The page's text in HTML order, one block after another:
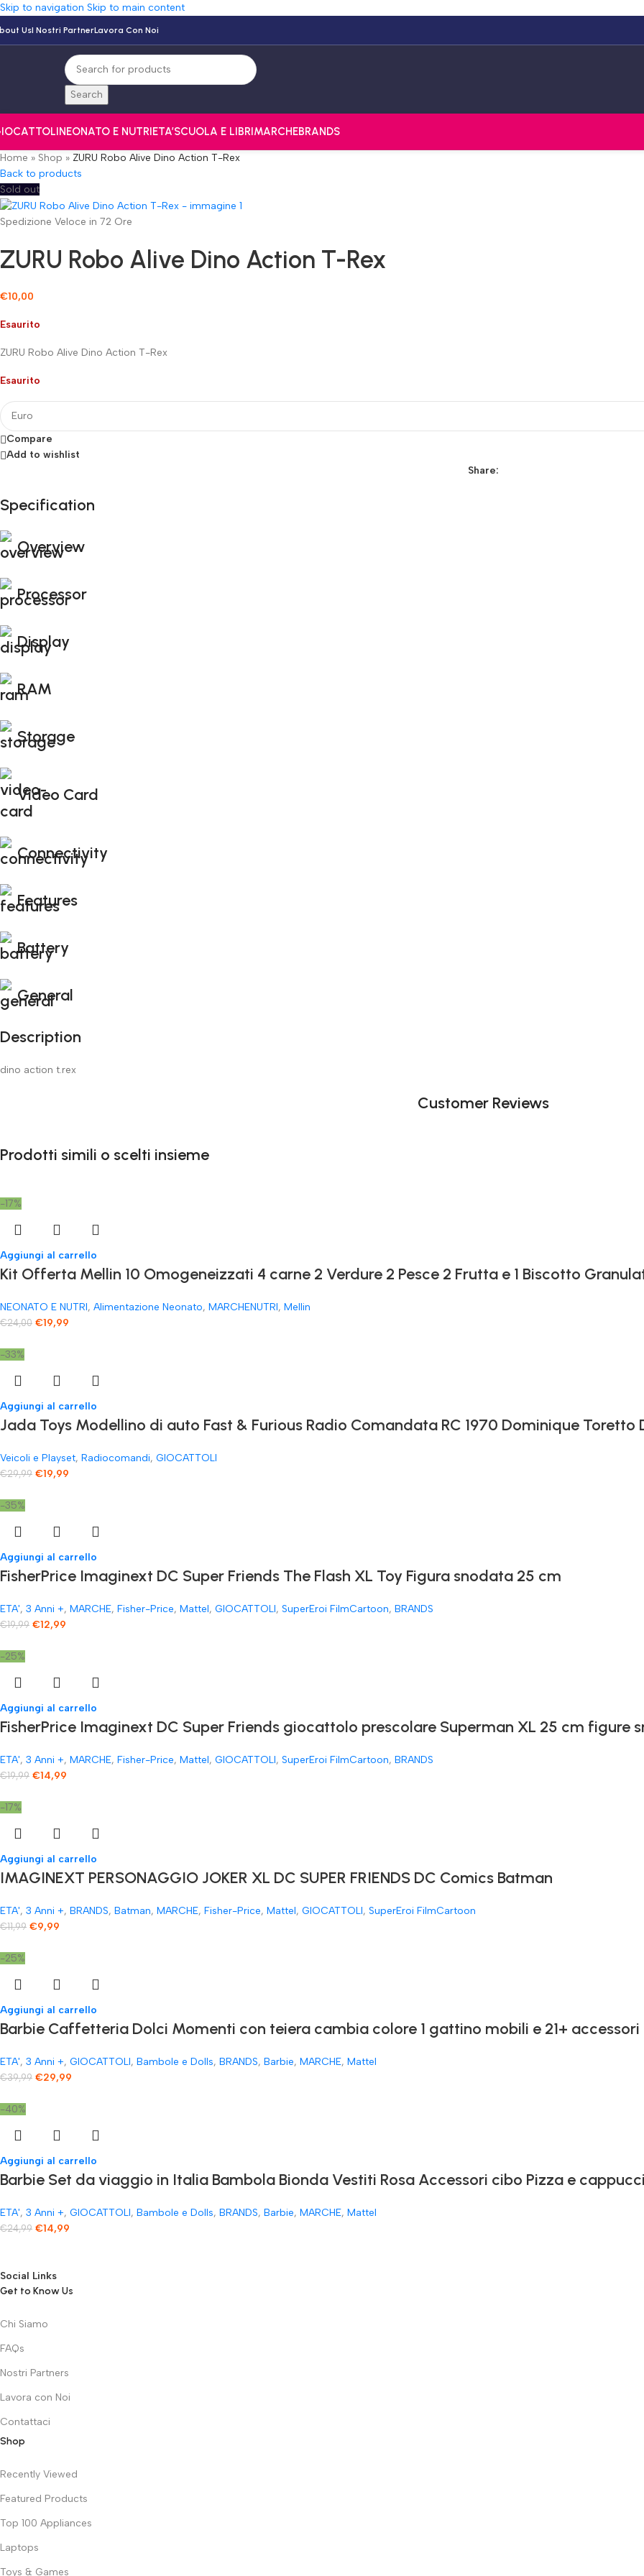
Skip to navigation Skip to main content
UsI Nostri PartnerLavora Con Noi
Search
NEONATO E NUTRIETA’SCUOLA E LIBRIMARCHEBRANDS
Home » Shop » ZURU Robo Alive Dino Action T-Rex
Back to products
Sold out
Spedizione Veloce in 72 Ore
ZURU Robo Alive Dino Action T-Rex
€10,00
Esaurito
ZURU Robo Alive Dino Action T-Rex
Esaurito
Compare
Add to wishlist
Share:
Fino al 12 Ottobre...
Black Friday di Autunno!
Specification
Overview
Processor
Display
RAM
Storage
Video Card
Connectivity
Features
Battery
General
Description
dino action t.rex
Customer Reviews
Prodotti simili o scelti insieme
-17%
Aggiungi al carrello
Kit Offerta Mellin 10 Omogeneizzati 4 carne 2 Verdure 2 Pesce 2 Frutta e 1 Biscotto
NEONATO E NUTRI, Alimentazione Neonato, MARCHENUTRI, Mellin
€24,00 €19,99
-33%
Aggiungi al carrello
Jada Toys Modellino di auto Fast & Furious Radio Comandata RC 1970 Dominique Toretto
Veicoli e Playset, Radiocomandi, GIOCATTOLI
€29,99 €19,99
-35%
Aggiungi al carrello
FisherPrice Imaginext DC Super Friends The Flash XL Toy Figura snodata 25 cm
ETA', 3 Anni +, MARCHE, Fisher-Price, Mattel, GIOCATTOLI, SuperEroi FilmCartoon, BRANDS
€19,99 €12,99
-25%
Aggiungi al carrello
FisherPrice Imaginext DC Super Friends giocattolo prescolare Superman XL 25 cm figure
ETA', 3 Anni +, MARCHE, Fisher-Price, Mattel, GIOCATTOLI, SuperEroi FilmCartoon, BRANDS
€19,99 €14,99
-17%
Aggiungi al carrello
IMAGINEXT PERSONAGGIO JOKER XL DC SUPER FRIENDS DC Comics Batman
ETA', 3 Anni +, BRANDS, Batman, MARCHE, Fisher-Price, Mattel, GIOCATTOLI, SuperEroi FilmCartoon
€11,99 €9,99
-25%
Aggiungi al carrello
​Barbie Caffetteria Dolci Momenti con teiera cambia colore 1 gattino mobili e 21+ accessori
ETA', 3 Anni +, GIOCATTOLI, Bambole e Dolls, BRANDS, Barbie, MARCHE, Mattel
€39,99 €29,99
-40%
Aggiungi al carrello
Barbie Set da viaggio in Italia Bambola Bionda Vestiti Rosa Accessori cibo Pizza e
ETA', 3 Anni +, GIOCATTOLI, Bambole e Dolls, BRANDS, Barbie, MARCHE, Mattel
€24,99 €14,99
Social Links
Get to Know Us
Chi Siamo
FAQs
Nostri Partners
Lavora con Noi
Contattaci
Shop
Recently Viewed
Featured Products
Top 100 Appliances
Laptops
Toys & Games